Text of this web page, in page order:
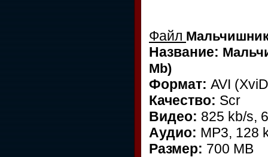
Файл Мальчишник
Название:
Mb)
Формат: AVI
Качество: Scr
Видео: 825 kb/s,
Аудио: MP3, 128
Размер: 700 MB